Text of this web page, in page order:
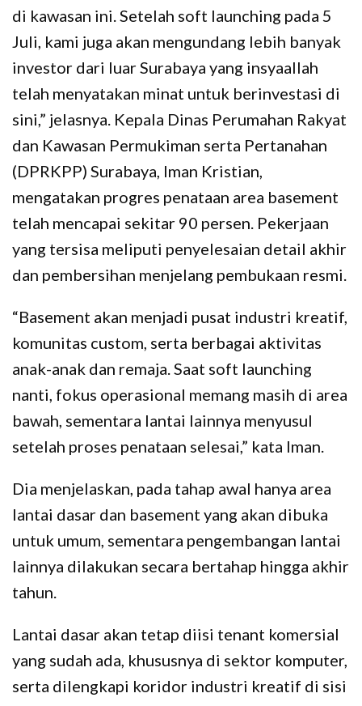
di kawasan ini. Setelah soft launching pada 5
Juli, kami juga akan mengundang lebih banyak
investor dari luar Surabaya yang insyaallah
telah menyatakan minat untuk berinvestasi di
sini,” jelasnya. Kepala Dinas Perumahan Rakyat
dan Kawasan Permukiman serta Pertanahan
(DPRKPP) Surabaya, Iman Kristian,
mengatakan progres penataan area basement
telah mencapai sekitar 90 persen. Pekerjaan
yang tersisa meliputi penyelesaian detail akhir
dan pembersihan menjelang pembukaan resmi.
“Basement akan menjadi pusat industri kreatif,
komunitas custom, serta berbagai aktivitas
anak-anak dan remaja. Saat soft launching
nanti, fokus operasional memang masih di area
bawah, sementara lantai lainnya menyusul
setelah proses penataan selesai,” kata Iman.
Dia menjelaskan, pada tahap awal hanya area
lantai dasar dan basement yang akan dibuka
untuk umum, sementara pengembangan lantai
lainnya dilakukan secara bertahap hingga akhir
tahun.
Lantai dasar akan tetap diisi tenant komersial
yang sudah ada, khususnya di sektor komputer,
serta dilengkapi koridor industri kreatif di sisi